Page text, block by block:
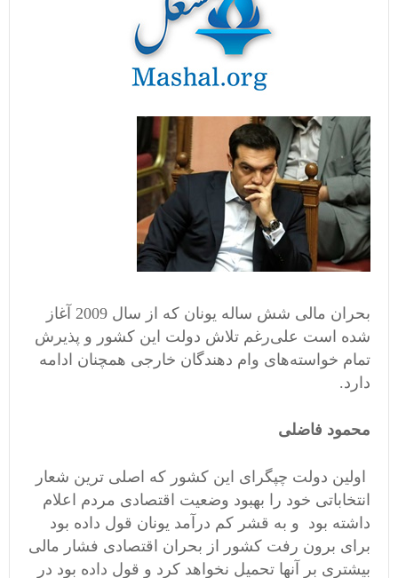
بحران مالی شش ساله یونان که از سال 2009 آغاز
شده است علی‌رغم تلاش‌ دولت این کشور و پذیرش
تمام خواسته‌های وام دهندگان خارجی همچنان ادامه
دارد.
محمود فاضلی
اولین دولت چپگرای این کشور که اصلی ترین شعار
انتخاباتی خود را بهبود وضعیت اقتصادی مردم اعلام
داشته بود و به قشر کم درآمد یونان قول داده بود
برای برون رفت کشور از بحران اقتصادی فشار مالی
بیشتری بر آنها تحمیل نخواهد کرد و قول داده بود در